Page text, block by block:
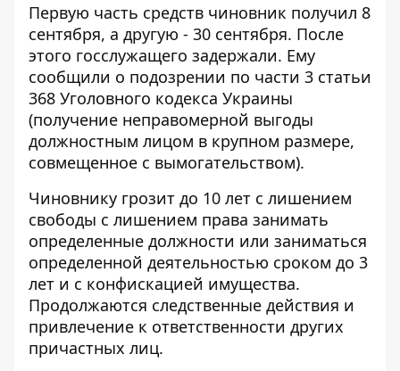
Первую часть средств чиновник получил 8
сентября, а другую - 30 сентября. После
этого госслужащего задержали. Ему
сообщили о подозрении по части 3 статьи
368 Уголовного кодекса Украины
(получение неправомерной выгоды
должностным лицом в крупном размере,
совмещенное с вымогательством).
Чиновнику грозит до 10 лет с лишением
свободы с лишением права занимать
определенные должности или заниматься
определенной деятельностью сроком до 3
лет и с конфискацией имущества.
Продолжаются следственные действия и
привлечение к ответственности других
причастных лиц.